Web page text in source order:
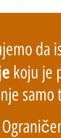
da
koju je